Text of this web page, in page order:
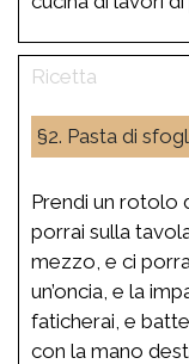
§2. Pasta di
Prendi un rotolo
porrai sulla
mezzo, e ci
un’oncia, e la
faticherai, e
con la mano